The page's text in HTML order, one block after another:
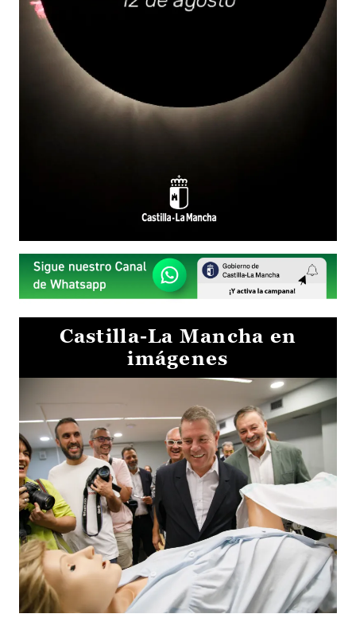
Castilla-La Mancha en
imágenes